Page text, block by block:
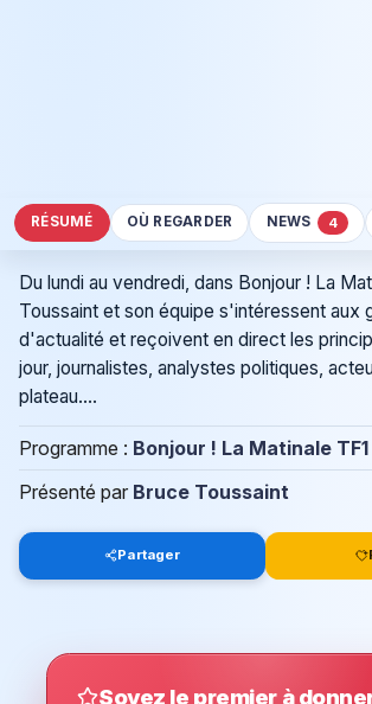
RÉSUMÉ OÙ REGARDER NEWS 4
Du lundi au vendredi, dans Bonjour ! La
Toussaint et son équipe s'intéressent aux
d'actualité et reçoivent en direct les
jour, journalistes, analystes politiques,
plateau....
Programme : Bonjour ! La Matinale TF1
Présenté par Bruce Toussaint
Partager
Soyez le premier à